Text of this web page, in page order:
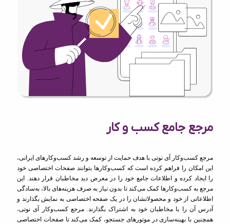
مرجع جامع کسب و کار
مرجع کسب‌وکار آی نوتی با هدف حمایت از توسعه و رشد کسب‌وکارهای ایرانی،
این امکان را فراهم کرده است که کسب‌وکارها بتوانند صفحات اختصاصی خود
را ایجاد کرده و اطلاعات جامع خود را در معرض دید مخاطبان قرار دهند. این
مرجع به کسب‌وکارها کمک می‌کند تا بدون نیاز به صرف هزینه‌های بالا، به‌سادگی
اطلاعاتی از خود و محصولاتشان را در یک صفحه اختصاصی به نمایش بگذارند و
آدرس آن را با مخاطبان خود به اشتراک بگذارند. مرجع کسب‌وکار آی نوتی،
همچنین با بهینه‌سازی در موتورهای جستجو، کمک می‌کند تا صفحات اختصاصی